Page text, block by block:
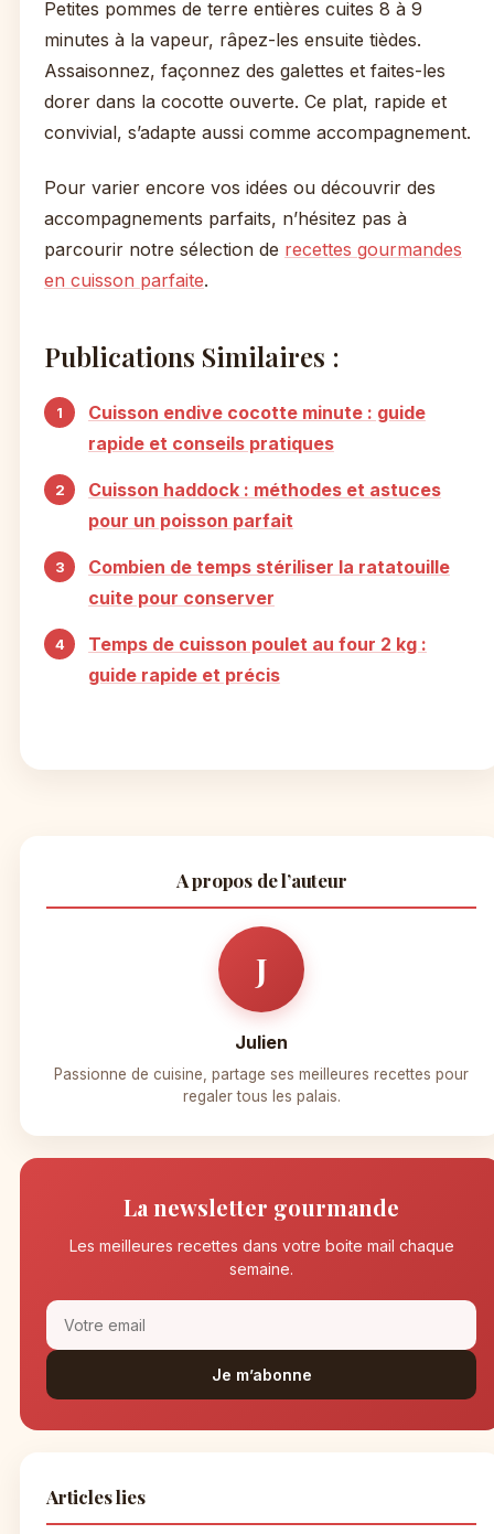
Petites pommes de terre entières cuites 8 à 9
minutes à la vapeur, râpez-les ensuite tièdes.
Assaisonnez, façonnez des galettes et faites-les
dorer dans la cocotte ouverte. Ce plat, rapide et
convivial, s’adapte aussi comme accompagnement.
Pour varier encore vos idées ou découvrir des
accompagnements parfaits, n’hésitez pas à
parcourir notre sélection de recettes gourmandes
en cuisson parfaite.
Publications Similaires :
Cuisson endive cocotte minute : guide
rapide et conseils pratiques
Cuisson haddock : méthodes et astuces
pour un poisson parfait
Combien de temps stériliser la ratatouille
cuite pour conserver
Temps de cuisson poulet au four 2 kg :
guide rapide et précis
A propos de l’auteur
J
Julien
Passionne de cuisine, partage ses meilleures recettes pour
regaler tous les palais.
La newsletter gourmande
Les meilleures recettes dans votre boite mail chaque
semaine.
Je m’abonne
Articles lies